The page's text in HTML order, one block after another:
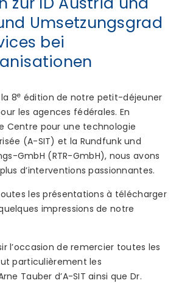
Umsetzungsgrad
bei
8e édition de notre petit-déjeuner
les agences fédérales. En
Centre pour une technologie
(A-SIT) et la Rundfunk und
GmbH (RTR-GmbH), nous avons
d’interventions passionnantes.
les présentations à télécharger
impressions de notre
l’occasion de remercier toutes les
particulièrement les
Tauber d’A-SIT ainsi que Dr.